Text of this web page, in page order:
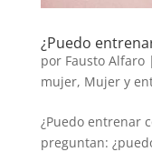
¿Puedo
por Fausto Alfaro|
mujer, Mujer y
¿Puedo entrenar
preguntan: